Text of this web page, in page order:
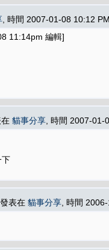
, 時間 2007-01-08 10:12
11:14pm 編輯]
在 貓事分享 , 時間 2007-
下
, 發表在 貓事分享 , 時間